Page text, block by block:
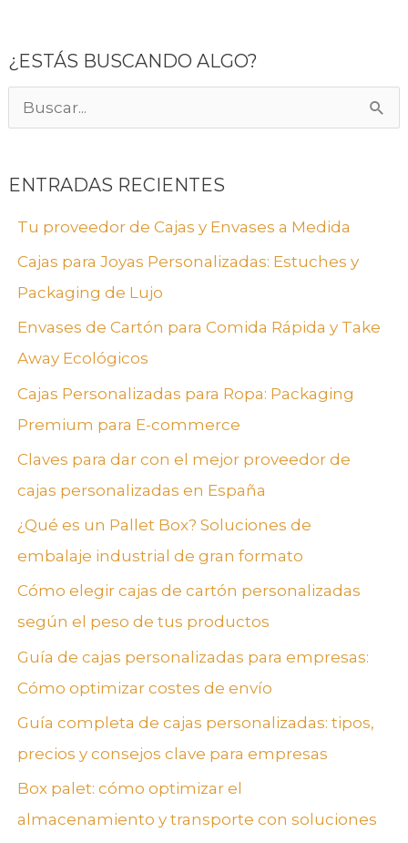
¿ESTÁS BUSCANDO ALGO?
s
p
ENTRADAS RECIENTES
Tu proveedor de Cajas y Envases a Medida
Cajas para Joyas Personalizadas: Estuches y
Packaging de Lujo
Envases de Cartón para Comida Rápida y Take
Away Ecológicos
Cajas Personalizadas para Ropa: Packaging
Premium para E-commerce
Claves para dar con el mejor proveedor de
cajas personalizadas en España
¿Qué es un Pallet Box? Soluciones de
embalaje industrial de gran formato
Cómo elegir cajas de cartón personalizadas
según el peso de tus productos
Guía de cajas personalizadas para empresas:
Cómo optimizar costes de envío
Guía completa de cajas personalizadas: tipos,
precios y consejos clave para empresas
Box palet: cómo optimizar el
almacenamiento y transporte con soluciones